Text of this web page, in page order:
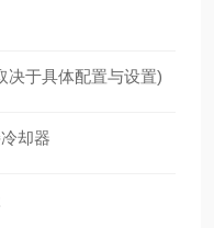
决于具体配置与设置)
却器